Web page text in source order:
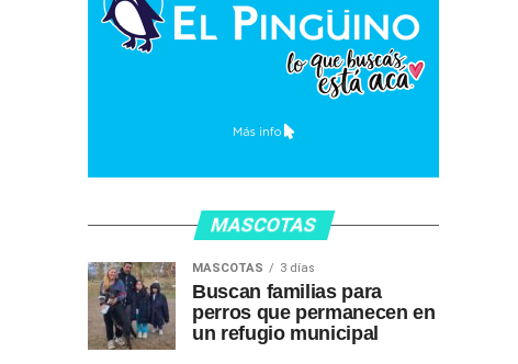
MASCOTAS
MASCOTAS 3 días
Buscan familias para
perros que permanecen en
un refugio municipal